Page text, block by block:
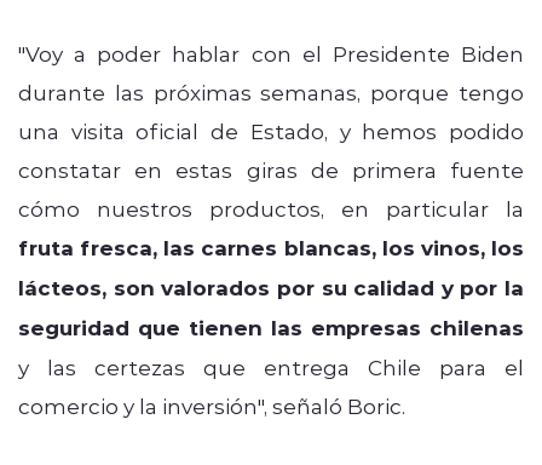
"Voy a poder hablar con el Presidente Biden
durante las próximas semanas, porque tengo
una visita oficial de Estado, y hemos podido
constatar en estas giras de primera fuente
cómo nuestros productos, en particular la
fruta fresca, las carnes blancas, los vinos, los
lácteos, son valorados por su calidad y por la
seguridad que tienen las empresas chilenas
y las certezas que entrega Chile para el
comercio y la inversión", señaló Boric.